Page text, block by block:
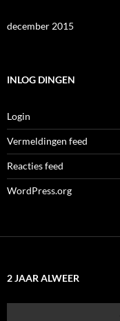
december 2015
INLOG DINGEN
Login
Vermeldingen feed
Reacties feed
WordPress.org
2 JAAR ALWEER